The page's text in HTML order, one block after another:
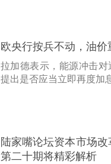
欧央行按兵不动，油
拉加德表示，能源冲击
提出是否应当立即再度加
陆家嘴论坛资本市场
第二十期将精彩解析